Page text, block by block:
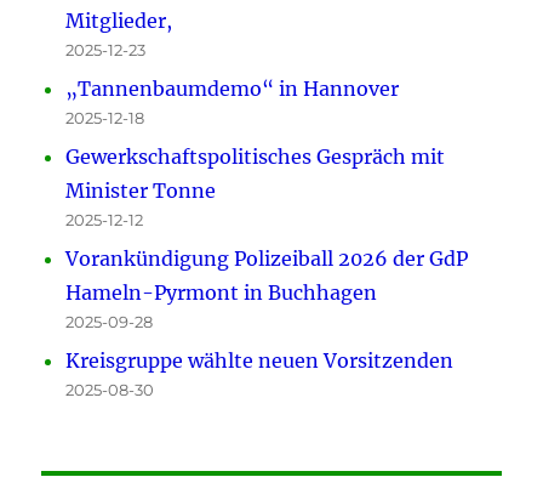
Mitglieder,
2025-12-23
„Tannenbaumdemo“ in Hannover
2025-12-18
Gewerkschaftspolitisches Gespräch mit
Minister Tonne
2025-12-12
Vorankündigung Polizeiball 2026 der GdP
Hameln-Pyrmont in Buchhagen
2025-09-28
Kreisgruppe wählte neuen Vorsitzenden
2025-08-30